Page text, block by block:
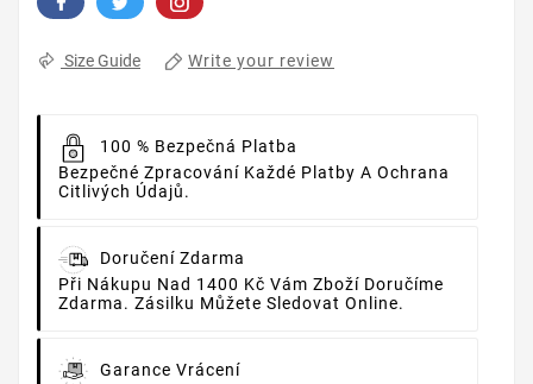
Size Guide Write your review
100 % Bezpečná Platba
Bezpečné Zpracování Každé Platby A Ochrana
Citlivých Údajů.
Doručení Zdarma
Při Nákupu Nad 1400 Kč Vám Zboží Doručíme
Zdarma. Zásilku Můžete Sledovat Online.
Garance Vrácení